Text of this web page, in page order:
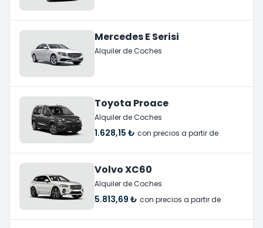
Mercedes E Serisi
Alquiler de Coches
Toyota Proace
Alquiler de Coches
1.628,15 ₺ con precios a partir de
Volvo XC60
Alquiler de Coches
5.813,69 ₺ con precios a partir de